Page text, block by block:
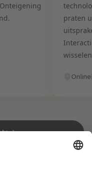
praten
Online